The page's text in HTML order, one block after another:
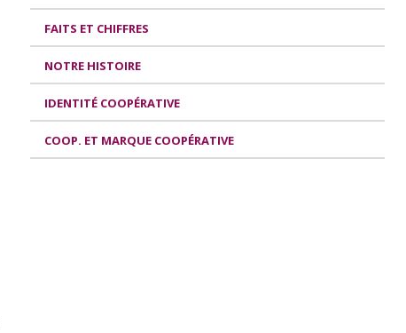
FAITS ET CHIFFRES
NOTRE HISTOIRE
IDENTITÉ COOPÉRATIVE
COOP. ET MARQUE COOPÉRATIVE